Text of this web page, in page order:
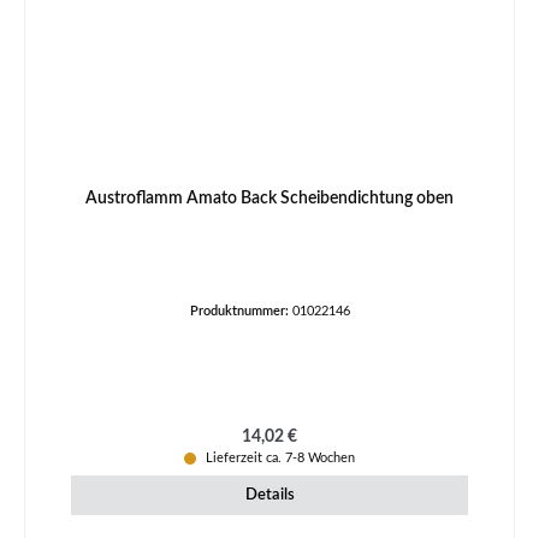
Austroflamm Amato Back Scheibendichtung oben
Produktnummer: 01022146
Regulärer Preis:
14,02 €
Lieferzeit ca. 7-8 Wochen
Details